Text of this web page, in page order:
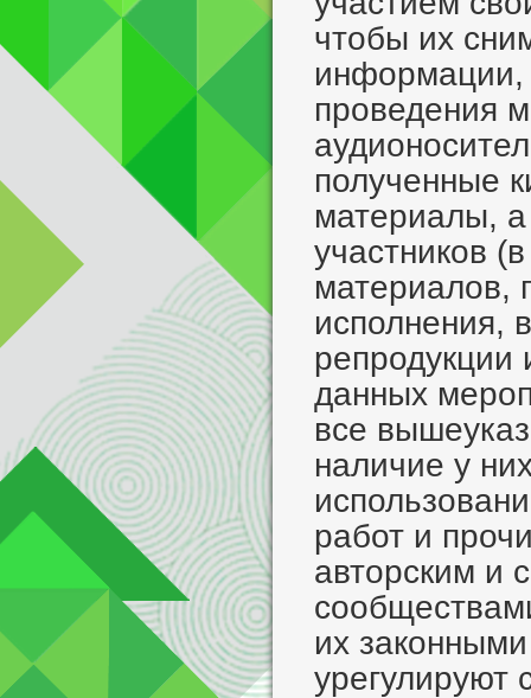
чтобы их
информации,
проведения
полученные
материалы,
участников
материалов,
исполнения,
репродукции
данных
все
наличие у
работ и
авторским и
их
урегулируют